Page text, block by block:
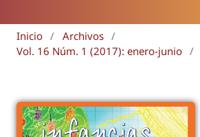
Inicio / Archivos /
Vol. 16 Núm. 1 (2017): enero-junio /